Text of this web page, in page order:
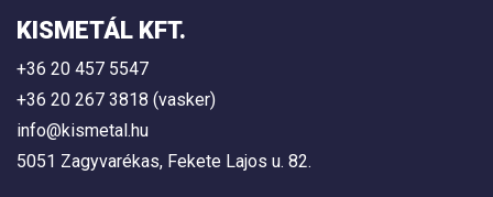
KISMETÁL KFT.
+36 20 457 5547
+36 20 267 3818 (vasker)
info@kismetal.hu
5051 Zagyvarékas, Fekete Lajos u. 82.